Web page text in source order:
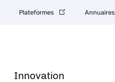
Innovation
Plateformes Annuaires